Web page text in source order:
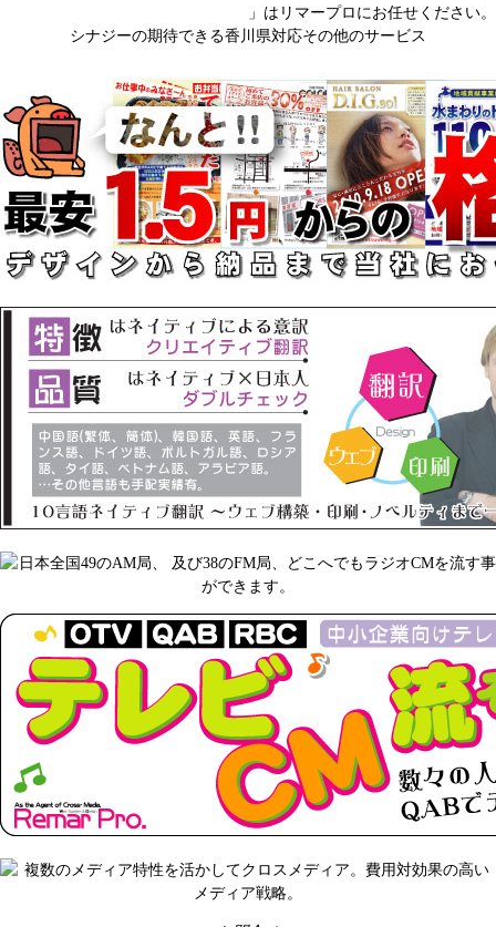
」はリマープロにお任せください。
シナジーの期待できる香川県対応その他のサービス